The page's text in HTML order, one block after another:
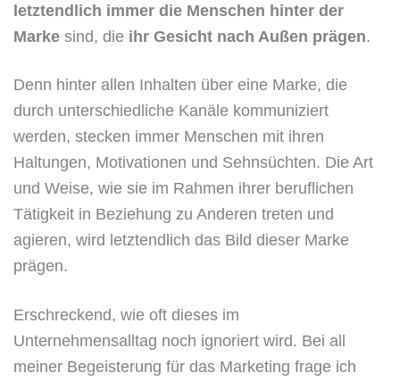
letztendlich immer die Menschen hinter der
Marke sind, die ihr Gesicht nach Außen prägen.
Denn hinter allen Inhalten über eine Marke, die
durch unterschiedliche Kanäle kommuniziert
werden, stecken immer Menschen mit ihren
Haltungen, Motivationen und Sehnsüchten. Die Art
und Weise, wie sie im Rahmen ihrer beruflichen
Tätigkeit in Beziehung zu Anderen treten und
agieren, wird letztendlich das Bild dieser Marke
prägen.
Erschreckend, wie oft dieses im
Unternehmensalltag noch ignoriert wird. Bei all
meiner Begeisterung für das Marketing frage ich